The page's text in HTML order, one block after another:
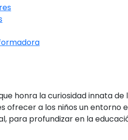
honra la curiosidad innata de
ofrecer a los niños un entorno
para profundizar en la